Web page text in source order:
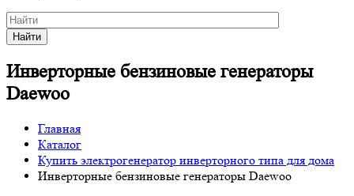
Найти
Инверторные бензиновые генераторы
Daewoo
Главная
Каталог
Купить электрогенератор инверторного типа для дома
Инверторные бензиновые генераторы Daewoo